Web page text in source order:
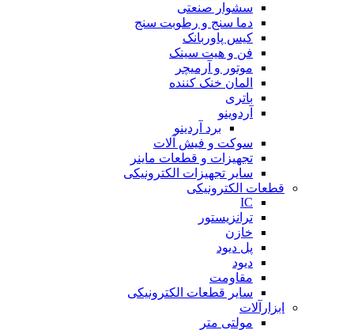
سشوار صنعتی
دما سنج و رطوبت سنج
کیس پاوربانک
فن و هیت سینک
موتور و آرمیچر
المان خنک کننده
باتری
آردوینو
برد آردینو
سوکت و فیش آلات
تجهیزات و قطعات ماینر
سایر تجهیزات الکترونیکی
قطعات الکترونیکی
IC
ترانزیستور
خازن
پل دیود
دیود
مقاومت
سایر قطعات الکترونیکی
ابزارآلات
مولتی متر